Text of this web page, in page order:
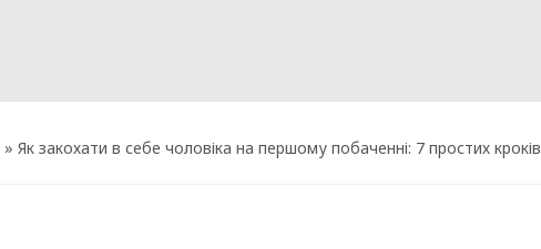
» Як закохати в себе чоловіка на першому побаченні: 7 простих кроків